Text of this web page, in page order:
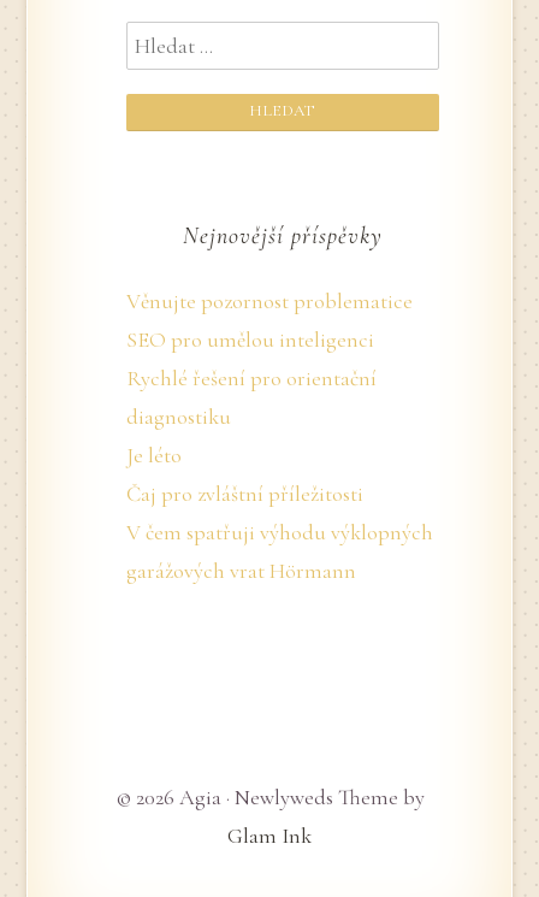
příspěvky
Vyhledávání
Nejnovější příspěvky
Věnujte pozornost problematice
SEO pro umělou inteligenci
Rychlé řešení pro orientační
diagnostiku
Je léto
Čaj pro zvláštní příležitosti
V čem spatřuji výhodu výklopných
garážových vrat Hörmann
© 2026 Agia · Newlyweds Theme by
Glam Ink